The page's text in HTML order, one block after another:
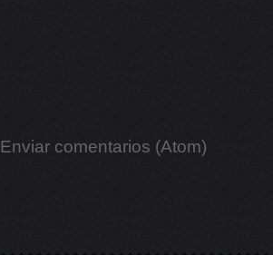
Enviar comentarios (Atom)